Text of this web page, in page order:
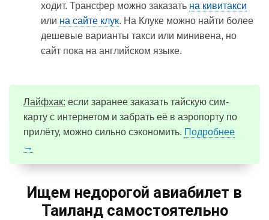
ходит. Трансфер можно заказать на кивитакси
или на сайте клук. На Клуке можно найти более
дешевые варианты такси или минивена, но
сайт пока на английском языке.
Лайфхак: если заранее заказать тайскую сим-
карту с интернетом и забрать её в аэропорту по
прилёту, можно сильно сэкономить. Подробнее
→
Ищем недорогой авиабилет в
Таиланд самостоятельно